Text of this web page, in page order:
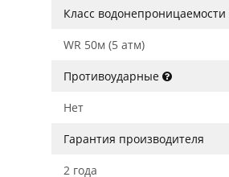
Класс водонепроницаемости
WR 50м (5 атм)
Противоударные
Нет
Гарантия производителя
2 года